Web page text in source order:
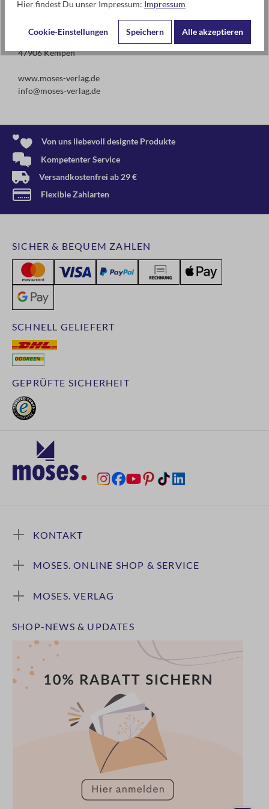
Kontaktdaten des Herstellers
moses. Verlag GmbH
47906 Kempen
www.moses-verlag.de
info@moses-verlag.de
Von uns liebevoll designte Produkte
Kompetenter Service
Versandkostenfrei ab 29 €
Flexible Zahlarten
GEPRÜFTE SICHERHEIT
SCHNELL GELIEFERT
SICHER & BEQUEM ZAHLEN
KONTAKT
MOSES. ONLINE SHOP & SERVICE
MOSES. VERLAG
SHOP-NEWS & UPDATES
Hier findest Du unser Impressum: Impressum
Cookie-Einstellungen Speichern Alle akzeptieren